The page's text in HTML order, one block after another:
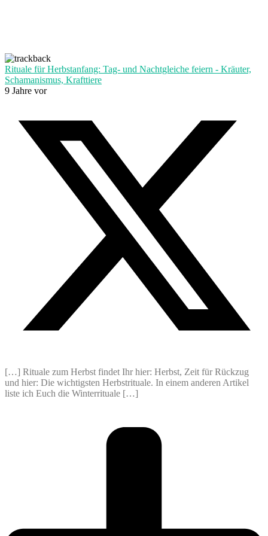
Rituale für Herbstanfang: Tag- und Nachtgleiche feiern - Kräuter,
Schamanismus, Krafttiere
9 Jahre vor
[…] Rituale zum Herbst findet Ihr hier: Herbst, Zeit für Rückzug
und hier: Die wichtigsten Herbstrituale. In einem anderen Artikel
liste ich Euch die Winterrituale […]